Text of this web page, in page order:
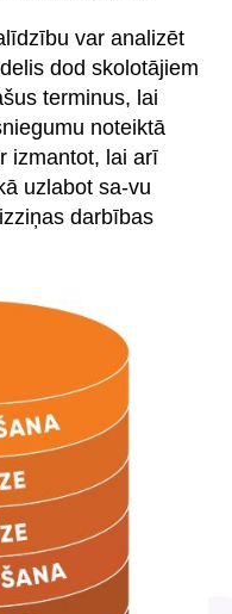
var analizēt
dod skolotājiem
terminus, lai
noteiktā
izmantot, lai arī
uzlabot sa-vu
darbības